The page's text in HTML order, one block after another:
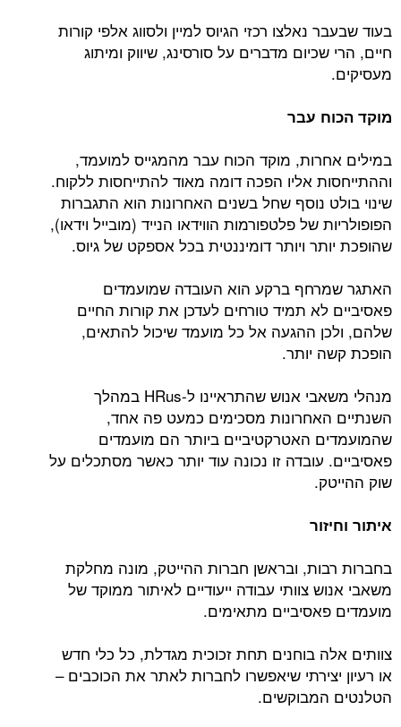
בעוד שבעבר נאלצו רכזי הגיוס למיין ולסווג אלפי קורות
חיים, הרי שכיום מדברים על סורסינג, שיווק ומיתוג
מעסיקים.
מוקד הכוח עבר
במילים אחרות, מוקד הכוח עבר מהמגייס למועמד,
וההתייחסות אליו הפכה דומה מאוד להתייחסות ללקוח.
שינוי בולט נוסף שחל בשנים האחרונות הוא התגברות
הפופולריות של פלטפורמות הווידאו הנייד (מובייל וידאו),
שהופכת יותר ויותר דומיננטית בכל אספקט של גיוס.
האתגר שמרחף ברקע הוא העובדה שמועמדים
פאסיביים לא תמיד טורחים לעדכן את קורות החיים
שלהם, ולכן ההגעה אל כל מועמד שיכול להתאים,
הופכת קשה יותר.
מנהלי משאבי אנוש שהתראיינו ל-HRus במהלך
השנתיים האחרונות מסכימים כמעט פה אחד,
שהמועמדים האטרקטיביים ביותר הם מועמדים
פאסיביים. עובדה זו נכונה עוד יותר כאשר מסתכלים על
שוק ההייטק.
איתור וחיזור
בחברות רבות, ובראשן חברות ההייטק, מונה מחלקת
משאבי אנוש צוותי עבודה ייעודיים לאיתור ממוקד של
מועמדים פאסיביים מתאימים.
צוותים אלה בוחנים תחת זכוכית מגדלת, כל כלי חדש
או רעיון יצירתי שיאפשרו לחברות לאתר את הכוכבים –
הטלנטים המבוקשים.